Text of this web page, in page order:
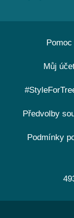
Pomoc
Můj
Předvolby
Podmínky